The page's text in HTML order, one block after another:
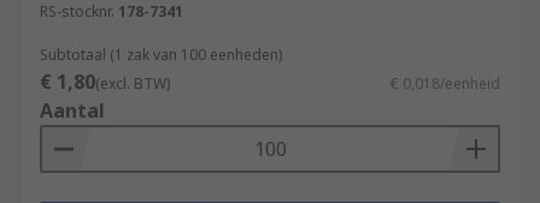
RS-stocknr. 178-7341
Subtotaal (1 zak van 100 eenheden)
€ 1,80(excl. BTW) € 0,018/eenheid
Aantal